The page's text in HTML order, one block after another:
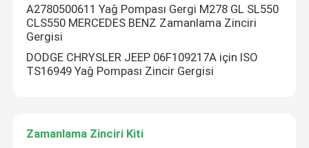
A2780500611 Yağ Pompası Gergi M278 GL SL550
CLS550 MERCEDES BENZ Zamanlama Zinciri
Gergisi
DODGE CHRYSLER JEEP 06F109217A için ISO
TS16949 Yağ Pompası Zincir Gergisi
Zamanlama Zinciri Kiti